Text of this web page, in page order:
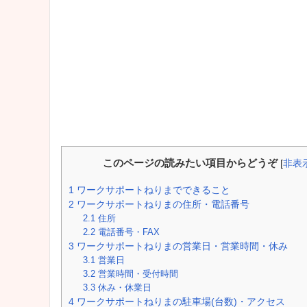
このページの読みたい項目からどうぞ [非表
1 ワークサポートねりまでできること
2 ワークサポートねりまの住所・電話番号
2.1 住所
2.2 電話番号・FAX
3 ワークサポートねりまの営業日・営業時間・休み
3.1 営業日
3.2 営業時間・受付時間
3.3 休み・休業日
4 ワークサポートねりまの駐車場(台数)・アクセス